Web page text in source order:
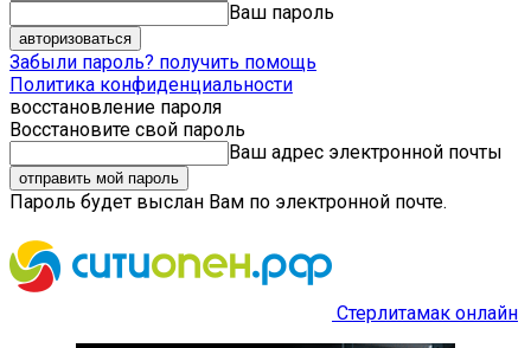
Ваш пароль
Забыли пароль? получить помощь
Политика конфиденциальности
восстановление пароля
Восстановите свой пароль
Ваш адрес электронной почты
Пароль будет выслан Вам по электронной почте.
Стерлитамак онлайн